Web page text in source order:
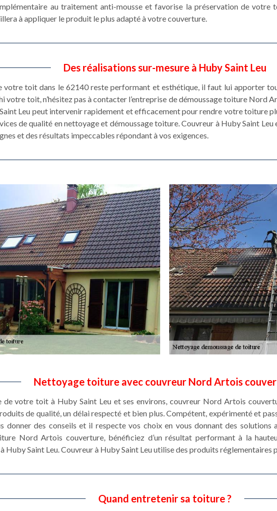
au traitement anti-mousse et favorise la préservation de votre
à appliquer le produit le plus adapté à votre couverture.
Des réalisations sur-mesure à Huby Saint Leu
votre toit dans le 62140 reste performant et esthétique, il faut lui apporter
votre toit, n’hésitez pas à contacter l’entreprise de démoussage toiture Nord
Leu peut intervenir rapidement et efficacement pour rendre votre toiture
de qualité en nettoyage et démoussage toiture. Couvreur à Huby Saint
et des résultats impeccables répondant à vos exigences.
Nettoyage toiture avec couvreur Nord Artois
de votre toit à Huby Saint Leu et ses environs, couvreur Nord Artois
de qualité, un délai respecté et bien plus. Compétent, expérimenté et
donner des conseils et il respecte vos choix en vous donnant des solutions
Nord Artois couverture, bénéficiez d’un résultat performant à la
Huby Saint Leu. Couvreur à Huby Saint Leu utilise des produits
Quand entretenir sa toiture ?